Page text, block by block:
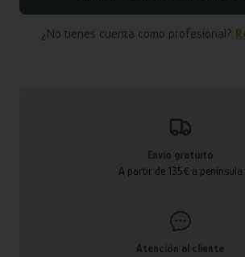
¿No tienes cuenta como profesional?
Envío gratuito
A partir de 135€ a península
Atención al cliente